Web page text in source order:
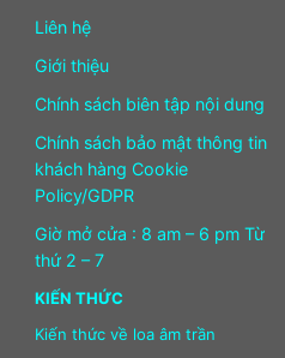
Liên hệ
Giới thiệu
Chính sách biên tập nội dung
Chính sách bảo mật thông tin
khách hàng Cookie
Policy/GDPR
Giờ mở cửa : 8 am – 6 pm Từ
thứ 2 – 7
KIẾN THỨC
Kiến thức về loa âm trần